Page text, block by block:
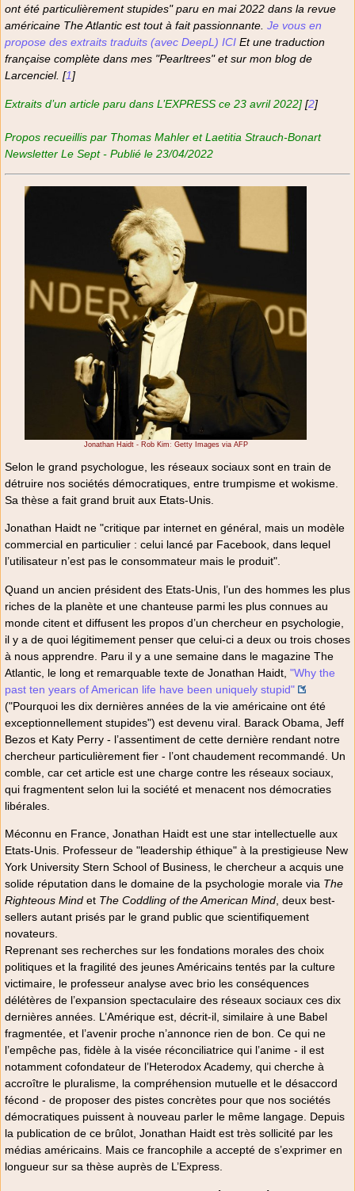
ont été particulièrement stupides"paru en mai 2022 dans la revue
américaine The Atlantic est tout à fait passionnante. Je vous en
propose des extraits traduits (avec DeepL) ICI Et une traduction
française complète dans mes "Pearltrees" et sur mon blog de
Larcenciel. [1]
Extraits d’un article paru dans L’EXPRESS ce 23 avril 2022] [2]
Propos recueillis par Thomas Mahler et Laetitia Strauch-Bonart
Newsletter Le Sept - Publié le 23/04/2022
Jonathan Haidt - Rob Kimː Getty Images via AFP
Selon le grand psychologue, les réseaux sociaux sont en train de
détruire nos sociétés démocratiques, entre trumpisme et wokisme.
Sa thèse a fait grand bruit aux Etats-Unis.
Jonathan Haidt ne "critique par internet en général, mais un modèle
commercial en particulier : celui lancé par Facebook, dans lequel
l’utilisateur n’est pas le consommateur mais le produit".
Quand un ancien président des Etats-Unis, l’un des hommes les plus
riches de la planète et une chanteuse parmi les plus connues au
monde citent et diffusent les propos d’un chercheur en psychologie,
il y a de quoi légitimement penser que celui-ci a deux ou trois choses
à nous apprendre. Paru il y a une semaine dans le magazine The
Atlantic, le long et remarquable texte de Jonathan Haidt, "Why the
past ten years of American life have been uniquely stupid"
("Pourquoi les dix dernières années de la vie américaine ont été
exceptionnellement stupides") est devenu viral. Barack Obama, Jeff
Bezos et Katy Perry - l’assentiment de cette dernière rendant notre
chercheur particulièrement fier - l’ont chaudement recommandé. Un
comble, car cet article est une charge contre les réseaux sociaux,
qui fragmentent selon lui la société et menacent nos démocraties
libérales.
Méconnu en France, Jonathan Haidt est une star intellectuelle aux
Etats-Unis. Professeur de "leadership éthique" à la prestigieuse New
York University Stern School of Business, le chercheur a acquis une
solide réputation dans le domaine de la psychologie morale via The
Righteous Mind et The Coddling of the American Mind , deux best-
sellers autant prisés par le grand public que scientifiquement
novateurs.
Reprenant ses recherches sur les fondations morales des choix
politiques et la fragilité des jeunes Américains tentés par la culture
victimaire, le professeur analyse avec brio les conséquences
délétères de l’expansion spectaculaire des réseaux sociaux ces dix
dernières années. L’Amérique est, décrit-il, similaire à une Babel
fragmentée, et l’avenir proche n’annonce rien de bon. Ce qui ne
l’empêche pas, fidèle à la visée réconciliatrice qui l’anime - il est
notamment cofondateur de l’Heterodox Academy, qui cherche à
accroître le pluralisme, la compréhension mutuelle et le désaccord
fécond - de proposer des pistes concrètes pour que nos sociétés
démocratiques puissent à nouveau parler le même langage. Depuis
la publication de ce brûlot, Jonathan Haidt est très sollicité par les
médias américains. Mais ce francophile a accepté de s’exprimer en
longueur sur sa thèse auprès de L’Express.